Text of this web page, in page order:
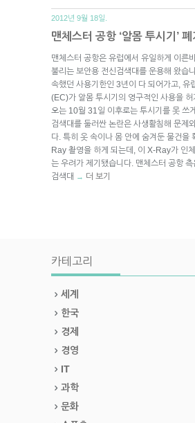
2012년 9월 18일.
맨체스터 공항 ‘알몸 투시기’ 폐
맨체스터 공항은 유럽에서 유일하게 이른
불리는 보안용 전신검색대를 운용해 왔습
속했던 사용기한인 3년이 다 되어가고, 유
(EC)가 알몸 투시기의 영구적인 사용을
오는 10월 31일 이후로는 투시기를 못 쓰
검색대를 둘러싼 논란은 사생활침해 문제
다. 특히 옷 속이나 몸 안에 숨겨둔 물건을
Ray 촬영을 하게 되는데, 이 X-Ray가 인
는 우려가 제기됐습니다. 맨체스터 공항
검색대 → 더 보기
카테고리
세계
한국
경제
경영
IT
과학
문화